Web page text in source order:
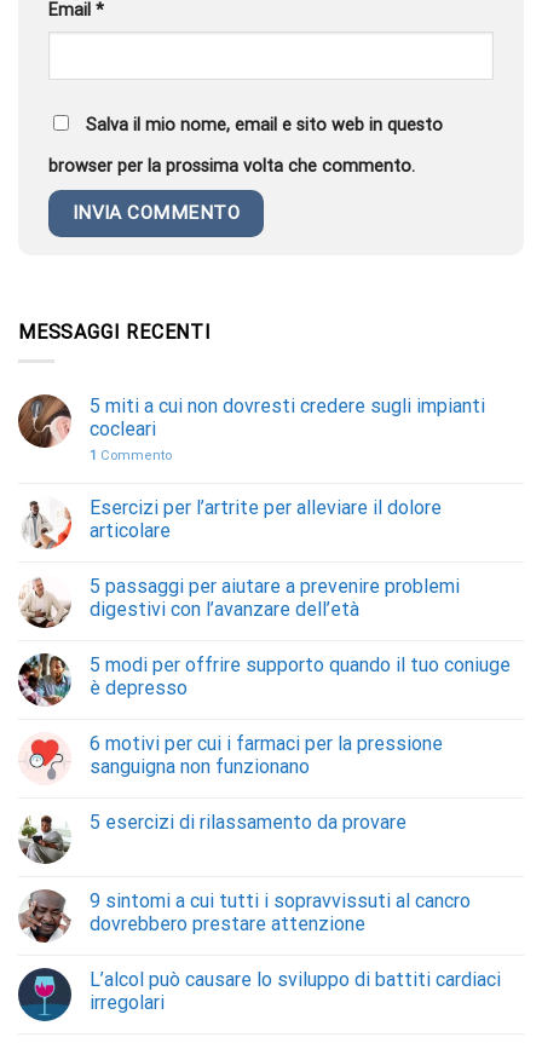
Email *
Salva il mio nome, email e sito web in questo
browser per la prossima volta che commento.
MESSAGGI RECENTI
5 miti a cui non dovresti credere sugli impianti
cocleari
1 Commento
Esercizi per l’artrite per alleviare il dolore
articolare
5 passaggi per aiutare a prevenire problemi
digestivi con l’avanzare dell’età
5 modi per offrire supporto quando il tuo coniuge
è depresso
6 motivi per cui i farmaci per la pressione
sanguigna non funzionano
5 esercizi di rilassamento da provare
9 sintomi a cui tutti i sopravvissuti al cancro
dovrebbero prestare attenzione
L’alcol può causare lo sviluppo di battiti cardiaci
irregolari